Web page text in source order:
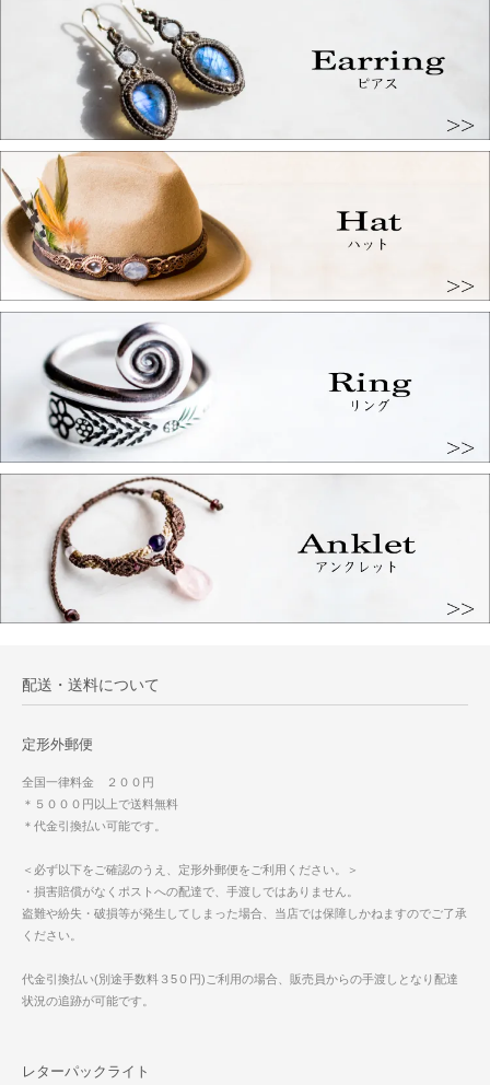
配送・送料について
定形外郵便
全国一律料金 ２００円
＊５０００円以上で送料無料
＊代金引換払い可能です。
＜必ず以下をご確認のうえ、定形外郵便をご利用ください。＞
・損害賠償がなくポストへの配達で、手渡しではありません。
盗難や紛失・破損等が発生してしまった場合、当店では保障しかねますのでご了承
ください。
代金引換払い(別途手数料３5０円)ご利用の場合、販売員からの手渡しとなり配達
状況の追跡が可能です。
レターパックライト